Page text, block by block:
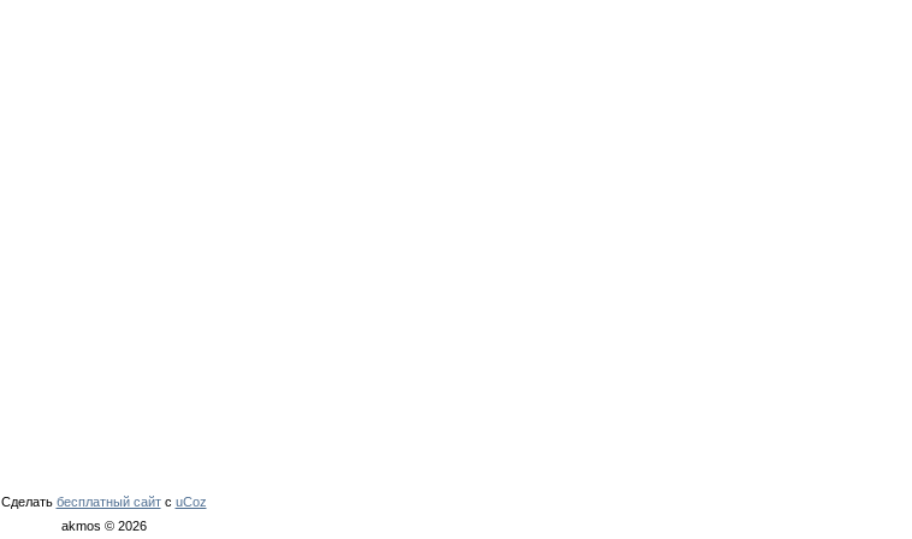
Сделать бесплатный сайтс uCoz
akmos © 2026